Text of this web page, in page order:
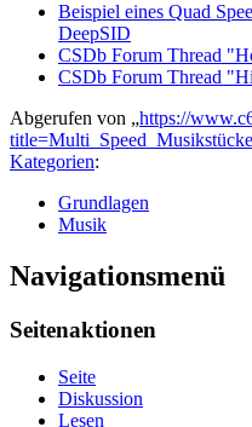
Beispiel eines Quad
DeepSID
CSDb Forum Thread
CSDb Forum Thread
Abgerufen von „https://
Kategorien:
Grundlagen
Musik
Navigationsmenü
Seitenaktionen
Seite
Diskussion
Lesen